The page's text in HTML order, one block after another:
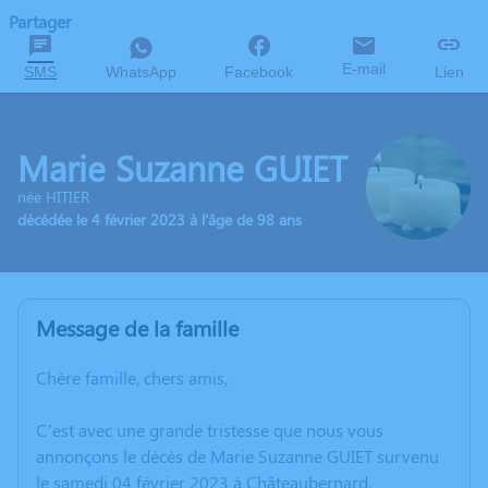
Partager
SMS WhatsApp Facebook E-mail Lien
Marie Suzanne GUIET
née HITIER
décédée le 4 février 2023 à l'âge de 98 ans
Message de la famille
Chère famille, chers amis,
C’est avec une grande tristesse que nous vous
annonçons le décès de Marie Suzanne GUIET survenu
le samedi 04 février 2023 à Châteaubernard.